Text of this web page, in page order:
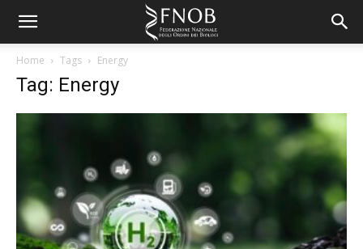
Home Tags Energy
Tag: Energy